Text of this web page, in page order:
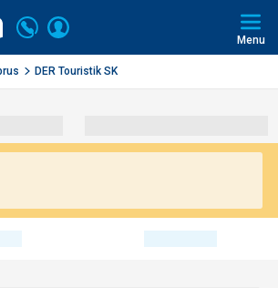
Volajte
+421
2
3221
Prihlásiť
Menu
DER Touristik SK